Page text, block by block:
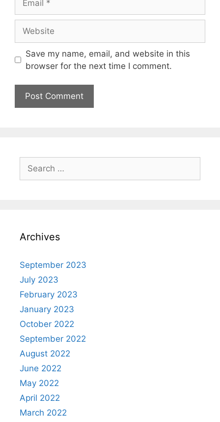
Save my name, email, and website in this
browser for the next time I comment.
Archives
September 2023
July 2023
February 2023
January 2023
October 2022
September 2022
August 2022
June 2022
May 2022
April 2022
March 2022